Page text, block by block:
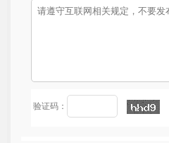
验证码：